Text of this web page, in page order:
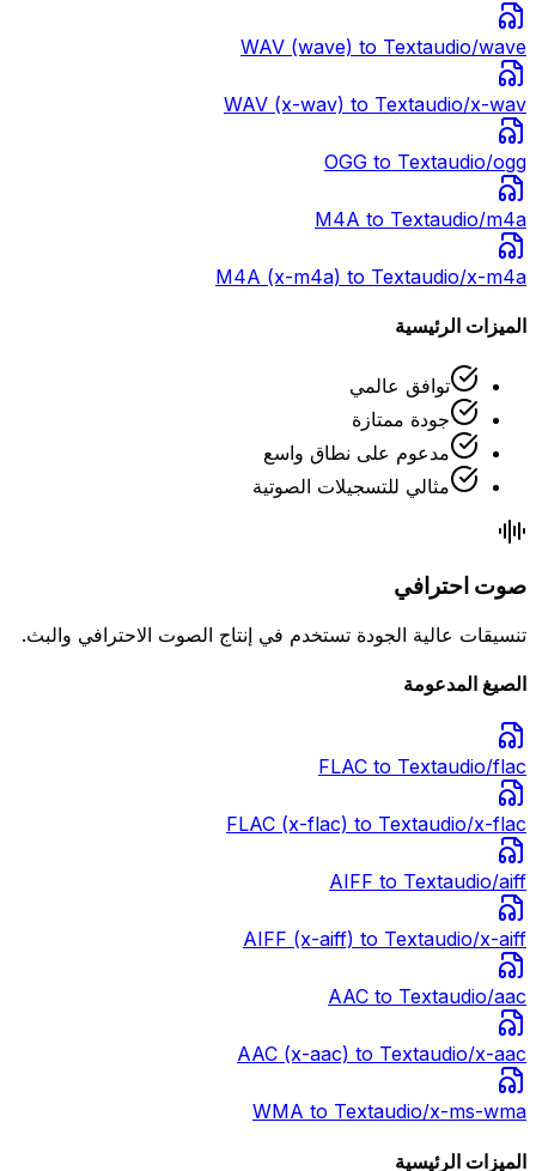
WAV (wave) to Textaudio/wave
WAV (x-wav) to Textaudio/x-wav
OGG to Textaudio/ogg
M4A to Textaudio/m4a
M4A (x-m4a) to Textaudio/x-m4a
الميزات الرئيسية
توافق عالمي
جودة ممتازة
مدعوم على نطاق واسع
مثالي للتسجيلات الصوتية
صوت احترافي
تنسيقات عالية الجودة تستخدم في إنتاج الصوت الاحترافي والبث.
الصيغ المدعومة
FLAC to Textaudio/flac
FLAC (x-flac) to Textaudio/x-flac
AIFF to Textaudio/aiff
AIFF (x-aiff) to Textaudio/x-aiff
AAC to Textaudio/aac
AAC (x-aac) to Textaudio/x-aac
WMA to Textaudio/x-ms-wma
الميزات الرئيسية